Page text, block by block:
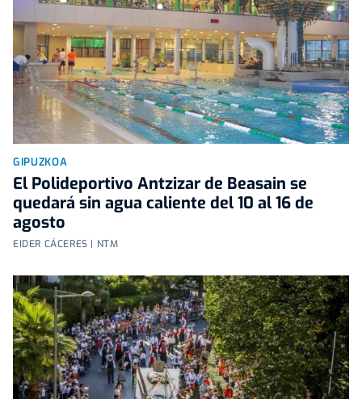
GIPUZKOA
El Polideportivo Antzizar de Beasain se
quedará sin agua caliente del 10 al 16 de
agosto
EIDER CÁCERES | NTM